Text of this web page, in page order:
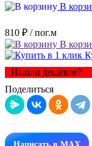
В
810 ₽ / пог.м
В
Нашли дешевле?
Поделиться